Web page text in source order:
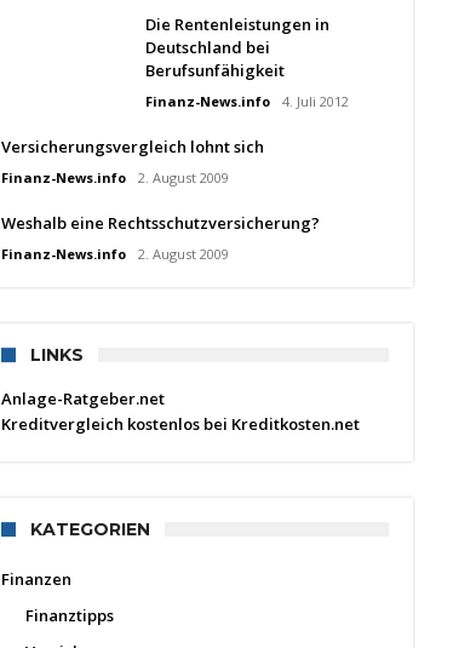
Die Rentenleistungen in
Deutschland bei
Berufsunfähigkeit
Finanz-News.info 4. Juli 2012
Versicherungsvergleich lohnt sich
Finanz-News.info 2. August 2009
Weshalb eine Rechtsschutzversicherung?
Finanz-News.info 2. August 2009
LINKS
Anlage-Ratgeber.net
Kreditvergleich kostenlos bei Kreditkosten.net
KATEGORIEN
Finanzen
Finanztipps